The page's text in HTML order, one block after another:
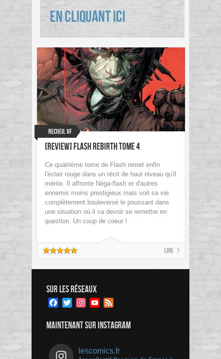
Recueil VF
[review] Flash Rebirth Tome 4
Ce quatrième tome de Flash remet enfin
l'éclair rouge dans un récit de haut niveau qu'il
mérite. Il affronte Néga-flash et d'autres
ennemis moins prestigieux mais voit sa vie
complètement bouleversé le poussant dans
une situation où il va devoir se remettre en
question. Un coup de coeur !
Lire
SUR LES RÉSEAUX
Facebook
TwitterInstagramYouTube
MAINTENANT SUR INSTAGRAM
lescomics.fr